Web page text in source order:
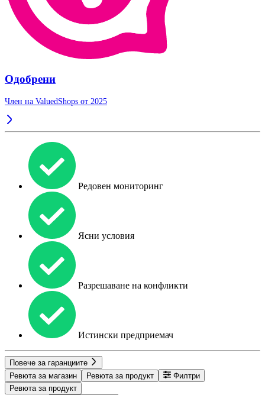
Одобрени
Член на ValuedShops от 2025
Редовен мониторинг
Ясни условия
Разрешаване на конфликти
Истински предприемач
Повече за гаранциите
Ревюта за магазин
Ревюта за продукт
Филтри
Ревюта за продукт